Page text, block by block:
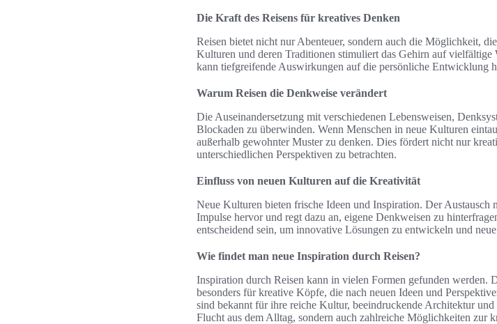
Die Kraft des Reisens für kreatives Denken
Reisen bietet nicht nur Abenteuer, sondern auch die Möglichkeit,
Kulturen und deren Traditionen stimuliert das Gehirn auf
kann tiefgreifende Auswirkungen auf die persönliche Entwicklung
Warum Reisen die Denkweise verändert
Die Auseinandersetzung mit verschiedenen Lebensweisen,
Blockaden zu überwinden. Wenn Menschen in neue Kulturen
außerhalb gewohnter Muster zu denken. Dies fördert nicht nur
unterschiedlichen Perspektiven zu betrachten.
Einfluss von neuen Kulturen auf die Kreativität
Neue Kulturen bieten frische Ideen und Inspiration. Der Austausch
Impulse hervor und regt dazu an, eigene Denkweisen zu
entscheidend sein, um innovative Lösungen zu entwickeln und
Wie findet man neue Inspiration durch Reisen?
Inspiration durch Reisen kann in vielen Formen gefunden werden.
besonders für kreative Köpfe, die nach neuen Ideen und
sind bekannt für ihre reiche Kultur, beeindruckende Architektur
Flucht aus dem Alltag, sondern auch zahlreiche Möglichkeiten zur